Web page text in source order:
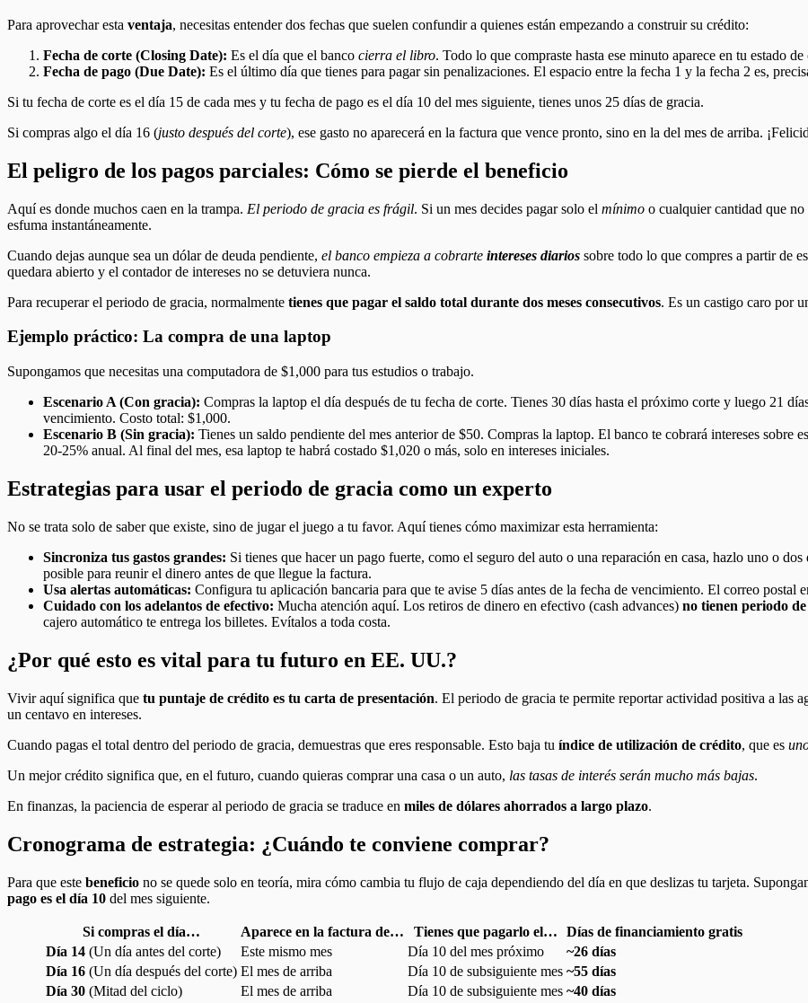
Para aprovechar esta ventaja, necesitas entender dos fechas que suelen confundir a quienes están empezando a construir su crédito:
Fecha de corte (Closing Date): Es el día que el banco cierra el libro. Todo lo que compraste hasta ese minuto aparece en tu estado de
Fecha de pago (Due Date): Es el último día que tienes para pagar sin penalizaciones. El espacio entre la fecha 1 y la fecha 2 es,
Si tu fecha de corte es el día 15 de cada mes y tu fecha de pago es el día 10 del mes siguiente, tienes unos 25 días de gracia.
Si compras algo el día 16 (justo después del corte), ese gasto no aparecerá en la factura que vence pronto, sino en la del mes de arriba.
El peligro de los pagos parciales: Cómo se pierde el beneficio
Aquí es donde muchos caen en la trampa. El periodo de gracia es frágil. Si un mes decides pagar solo el mínimo o cualquier cantidad que
esfuma instantáneamente.
Cuando dejas aunque sea un dólar de deuda pendiente, el banco empieza a cobrarte intereses diarios sobre todo lo que compres a partir de
quedara abierto y el contador de intereses no se detuviera nunca.
Para recuperar el periodo de gracia, normalmente tienes que pagar el saldo total durante dos meses consecutivos. Es un castigo caro por
Ejemplo práctico: La compra de una laptop
Supongamos que necesitas una computadora de $1,000 para tus estudios o trabajo.
Escenario A (Con gracia): Compras la laptop el día después de tu fecha de corte. Tienes 30 días hasta el próximo corte y luego 21
vencimiento. Costo total: $1,000.
Escenario B (Sin gracia): Tienes un saldo pendiente del mes anterior de $50. Compras la laptop. El banco te cobrará intereses sobre
20-25% anual. Al final del mes, esa laptop te habrá costado $1,020 o más, solo en intereses iniciales.
Estrategias para usar el periodo de gracia como un experto
No se trata solo de saber que existe, sino de jugar el juego a tu favor. Aquí tienes cómo maximizar esta herramienta:
Sincroniza tus gastos grandes: Si tienes que hacer un pago fuerte, como el seguro del auto o una reparación en casa, hazlo uno o
posible para reunir el dinero antes de que llegue la factura.
Usa alertas automáticas: Configura tu aplicación bancaria para que te avise 5 días antes de la fecha de vencimiento. El correo postal
Cuidado con los adelantos de efectivo: Mucha atención aquí. Los retiros de dinero en efectivo (cash advances) no tienen periodo
cajero automático te entrega los billetes. Evítalos a toda costa.
¿Por qué esto es vital para tu futuro en EE. UU.?
Vivir aquí significa que tu puntaje de crédito es tu carta de presentación. El periodo de gracia te permite reportar actividad positiva a las
un centavo en intereses.
Cuando pagas el total dentro del periodo de gracia, demuestras que eres responsable. Esto baja tu índice de utilización de crédito, que es
Un mejor crédito significa que, en el futuro, cuando quieras comprar una casa o un auto, las tasas de interés serán mucho más bajas.
En finanzas, la paciencia de esperar al periodo de gracia se traduce en miles de dólares ahorrados a largo plazo.
Cronograma de estrategia: ¿Cuándo te conviene comprar?
Para que este beneficio no se quede solo en teoría, mira cómo cambia tu flujo de caja dependiendo del día en que deslizas tu tarjeta.
pago es el día 10 del mes siguiente.
Si compras el día… Aparece en la factura de… Tienes que pagarlo el…
Días de financiamiento gratis
Día 14 (Un día antes del corte) Este mismo mes Día 10 del mes próximo
~26 días
Día 16 (Un día después del corte) El mes de arriba Día 10 de subsiguiente mes ~55 días
Día 30 (Mitad del ciclo) El mes de arriba Día 10 de subsiguiente mes ~40 días